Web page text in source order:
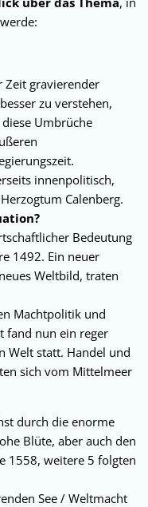
Zeit gravierender
zu verstehen,
Umbrüche
innenpolitisch,
Calenberg.
Bedeutung
1492. Ein neuer
Weltbild, traten
Machtpolitik und
fand nun ein reger
Welt statt. Handel und
sich vom Mittelmeer
durch die enorme
Blüte, aber auch den
1558, weitere 5 folgten
See / Weltmacht